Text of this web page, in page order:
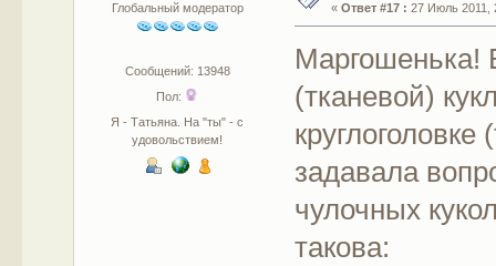
Глобальный модератор
Сообщений: 13948
Пол:
Я - Татьяна. На "ты" - с
удовольствием!
« Ответ #17 : 27 Июль 2011,
Маргошенька!
(тканевой)
задавала
чулочных
такова: